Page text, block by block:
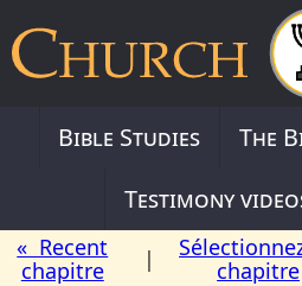
Bible Studies The
Testimony
« Recent
chapitre
|
chapitre